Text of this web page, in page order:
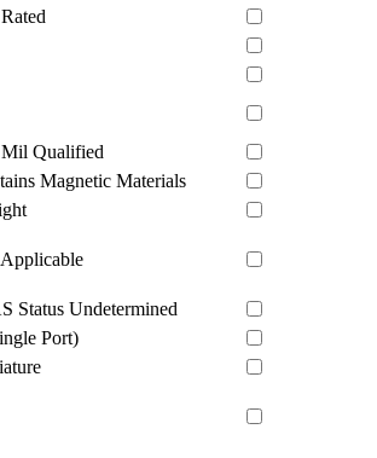
Qualified
Magnetic Materials
Status Undetermined
Port)